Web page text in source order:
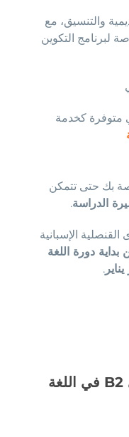
والتنسيق، مع
لبرنامج التكوين
متوفرة كخدمة
بك حتى تتمكن
الدراسة.
الإسبانية
دورة اللغة
.
إذا كان لديك مستوى B2 في اللغة